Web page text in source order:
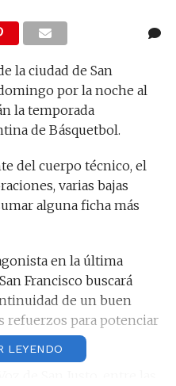
la ciudad de San
por la noche al
la temporada
de Básquetbol.
del cuerpo técnico, el
varias bajas
alguna ficha más
en la última
Francisco buscará
de un buen
refuerzos para potenciar
LEYENDO